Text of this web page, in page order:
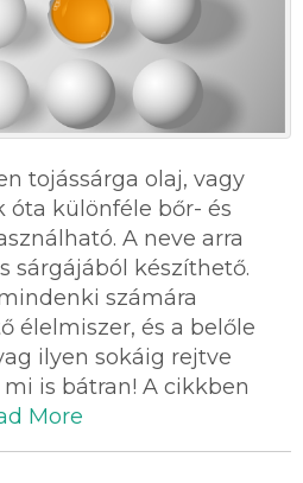
tojássárga olaj, vagy
óta különféle bőr- és
A neve arra
sárgájából készíthető.
számára
élelmiszer, és a belőle
ilyen sokáig rejtve
is bátran! A cikkben
More